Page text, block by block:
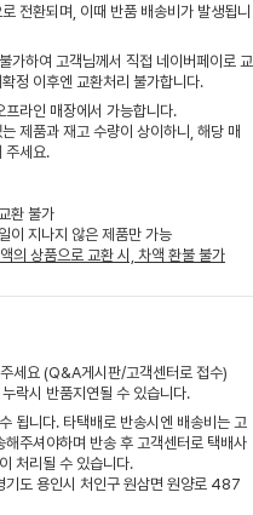
전환되며, 이때 반품 배송비가 발생됩니
가하여 고객님께서 직접 네이버페이로 교
정 이후엔 교환처리 불가합니다.
라인 매장에서 가능합니다.
제품과 재고 수량이 상이하니, 해당 매
주세요.
환 불가
이 지나지 않은 제품만 가능
의 상품으로 교환 시, 차액 환불 불가
세요 (Q&A게시판/고객센터로 접수)
락시 반품지연될 수 있습니다.
됩니다. 타택배로 반송시엔 배송비는 고
주셔야하며 반송 후 고객센터로 택배사
처리될 수 있습니다.
기도 용인시 처인구 원삼면 원양로 487